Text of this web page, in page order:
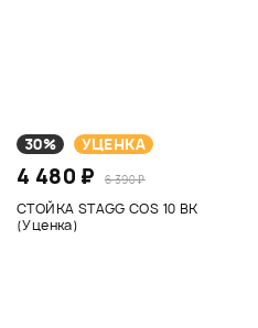
30% УЦЕНКА
4 480 ₽ 6 390 ₽
СТОЙКА STAGG COS 10 BK
(Уценка)